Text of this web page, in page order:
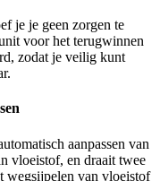
je je geen zorgen te
voor het terugwinnen
zodat je veilig kunt
aanpassen van
vloeistof, en draait twee
wegsijpelen van vloeistof